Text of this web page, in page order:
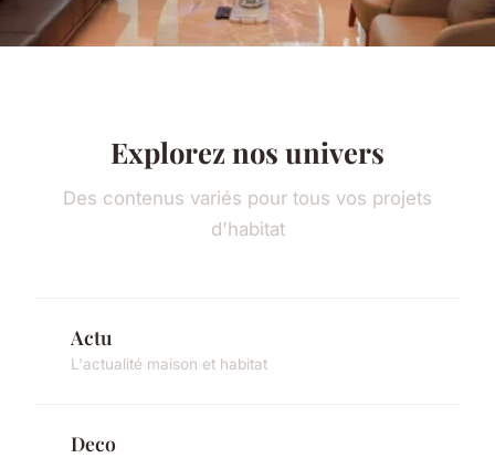
Explorez nos univers
Des contenus variés pour tous vos projets
d'habitat
Actu
L'actualité maison et habitat
Deco